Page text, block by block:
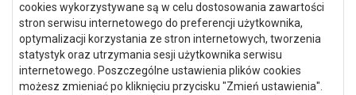
cookies wykorzystywane są w celu dostosowania zawartości
stron serwisu internetowego do preferencji użytkownika,
optymalizacji korzystania ze stron internetowych, tworzenia
statystyk oraz utrzymania sesji użytkownika serwisu
internetowego. Poszczególne ustawienia plików cookies
możesz zmieniać po kliknięciu przycisku "Zmień ustawienia".
Dywany Bydgoszcz
Dywany Łódź